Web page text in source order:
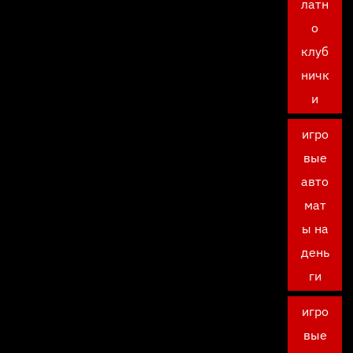
латн
о
клуб
ничк
и
игро
вые
авто
мат
ы на
день
ги
игро
вые